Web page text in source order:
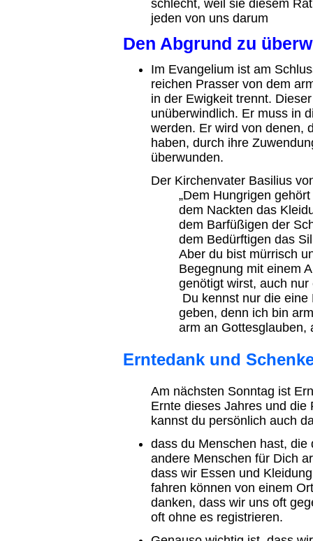
schlecht, weil sie diesem
jeden von uns darum
Den Abgrund zu
Im Evangelium ist am
reichen Prasser von dem
in der Ewigkeit trennt.
unüberwindlich. Er muss in
werden. Er wird von denen,
haben, durch ihre
überwunden.
Der Kirchenvater Basilius
„Dem Hungrigen
dem Nackten das
dem Barfüßigen der
dem Bedürftigen das
Aber du bist mürrisch
Begegnung mit einem
genötigt wirst, auch
Du kennst nur die
geben, denn ich bin
arm an Gottesglauben,
Erntedank und
Am nächsten Sonntag ist
Ernte dieses Jahres und die
kannst du persönlich auch
dass du Menschen hast,
andere Menschen für Dich
dass wir Essen und
fahren können von einem
danken, dass wir uns oft
oft ohne es registrieren.